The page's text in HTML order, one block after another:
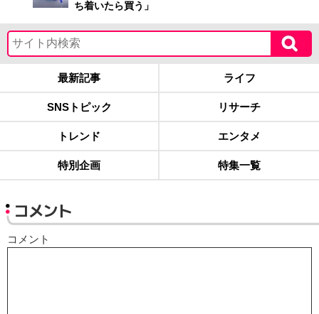
ち着いたら買う」
最新記事 ライフ
SNSトピック リサーチ
トレンド エンタメ
特別企画 特集一覧
コメント
コメント